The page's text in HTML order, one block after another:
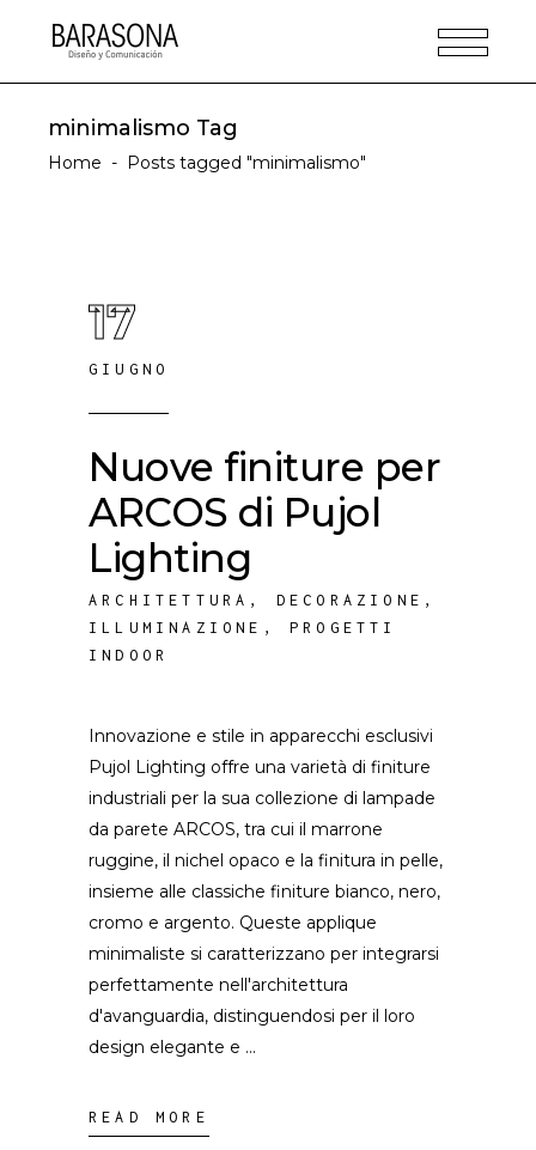
minimalismo Tag
Home - Posts tagged "minimalismo"
17
GIUGNO
Nuove finiture per
ARCOS di Pujol
Lighting
ARCHITETTURA , DECORAZIONE ,
ILLUMINAZIONE ,PROGETTI
INDOOR
Innovazione e stile in apparecchi esclusivi
Pujol Lighting offre una varietà di finiture
industriali per la sua collezione di lampade
da parete ARCOS, tra cui il marrone
ruggine, il nichel opaco e la finitura in pelle,
insieme alle classiche finiture bianco, nero,
cromo e argento. Queste applique
minimaliste si caratterizzano per integrarsi
perfettamente nell'architettura
d'avanguardia, distinguendosi per il loro
design elegante e
READ MORE